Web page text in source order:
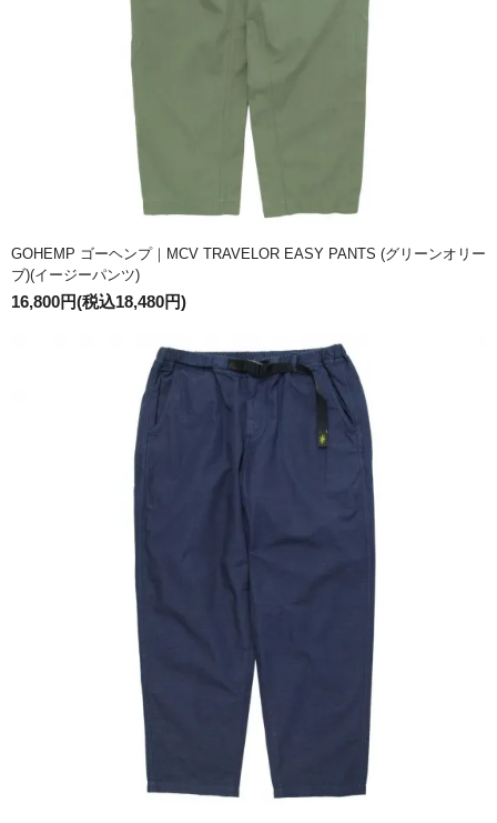
GOHEMP ゴーヘンプ｜MCV TRAVELOR EASY PANTS (グリーンオリー
ブ)(イージーパンツ)
16,800円(税込18,480円)